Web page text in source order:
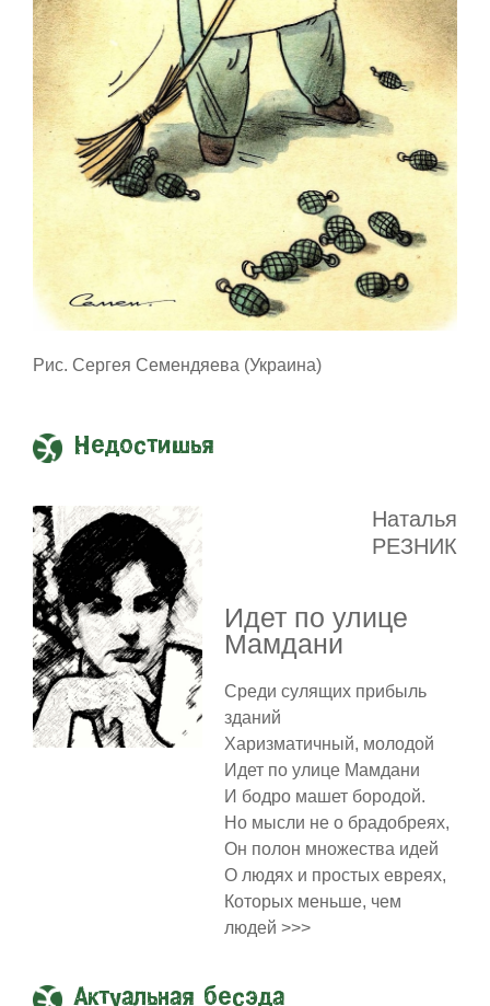
Рис. Сергея Семендяева (Украина)
Недостишья
Наталья
РЕЗНИК
Идет по улице
Мамдани
Среди сулящих прибыль
зданий
Харизматичный, молодой
Идет по улице Мамдани
И бодро машет бородой.
Но мысли не о брадобреях,
Он полон множества идей
О людях и простых евреях,
Которых меньше, чем
людей >>>
Актуальная бесэда